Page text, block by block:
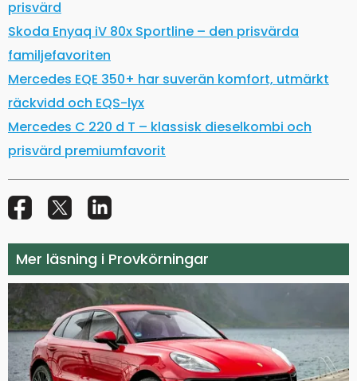
prisvärd
Skoda Enyaq iV 80x Sportline – den prisvärda
familjefavoriten
Mercedes EQE 350+ har suverän komfort, utmärkt
räckvidd och EQS-lyx
Mercedes C 220 d T – klassisk dieselkombi och
prisvärd premiumfavorit
Mer läsning i Provkörningar